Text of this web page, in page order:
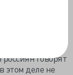
Бойцов
говорят
этом деле не